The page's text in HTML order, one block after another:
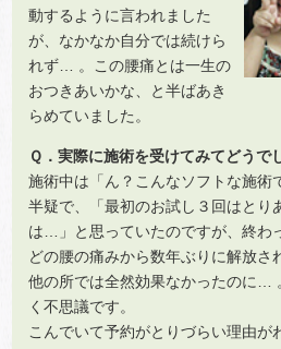
動するように言われました
が、なかなか自分では続けら
れず… 。この腰痛とは一生の
おつきあいかな、と半ばあき
らめていました。
Ｑ．実際に施術を受けてみてどうで
施術中は「ん？こんなソフトな施術
半疑で、「最初のお試し３回はとり
は…」と思っていたのですが、終わ
どの腰の痛みから数年ぶりに解放さ
他の所では全然効果なかったのに…
く不思議です。
こんでいて予約がとりづらい理由が